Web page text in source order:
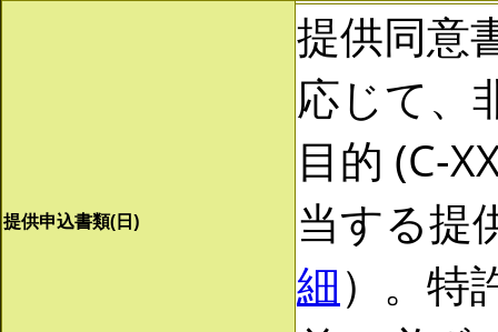
提供申込書類(日)
提供同意
応じて、
目的 (C-
当する提
細）。特